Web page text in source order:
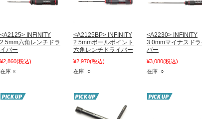
<A2125> INFINITY
2.5mm六角レンチドラ
イバー
¥2,860(税込)
在庫 ×
<A2125BP> INFINITY
2.5mmボールポイント
六角レンチドライバー
¥2,970(税込)
在庫 ○
<A2230> INFINITY
3.0mmマイナスドラ
バー
¥3,080(税込)
在庫 ○